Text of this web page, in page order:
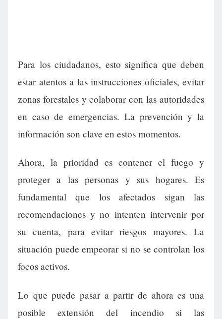
Para los ciudadanos, esto significa que deben
estar atentos a las instrucciones oficiales, evitar
zonas forestales y colaborar con las autoridades
en caso de emergencias. La prevención y la
información son clave en estos momentos.
Ahora, la prioridad es contener el fuego y
proteger a las personas y sus hogares. Es
fundamental que los afectados sigan las
recomendaciones y no intenten intervenir por
su cuenta, para evitar riesgos mayores. La
situación puede empeorar si no se controlan los
focos activos.
Lo que puede pasar a partir de ahora es una
posible extensión del incendio si las